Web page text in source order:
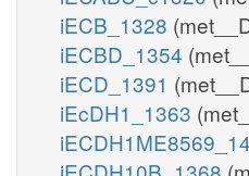
iECB_1328
iECBD_1354
iECD_1391
iEcDH1_1363